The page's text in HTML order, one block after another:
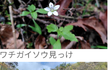
ワチガイソウ見っけ